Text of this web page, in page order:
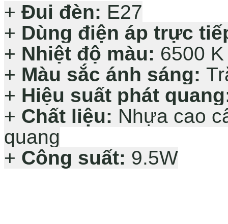
+ Đui đèn: E27
+ Dùng điện áp trực
+ Nhiệt độ màu: 6500
+ Màu sắc ánh sáng:
+ Hiệu suất phát
+ Chất liệu: Nhựa cao
quang
+ Công suất: 9.5W